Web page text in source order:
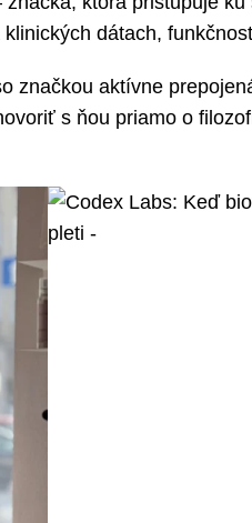
dátach,
značkou aktívne
s ňou priamo o